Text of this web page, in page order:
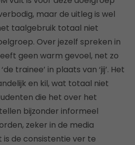
maar de uitleg is wel
taalgebruik totaal niet
Over jezelf spreken in
geen warm gevoel, net zo
trainee’ in plaats van ‘jij’. Het
en kil, wat totaal niet
die het over het
bijzonder informeel
zeker in de media
de consistentie ver te